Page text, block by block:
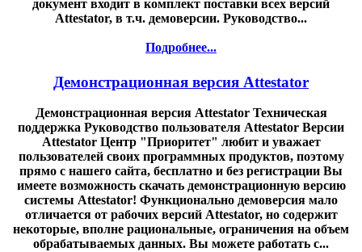
документ входит в комплект поставки всех версий
Attestator, в т.ч. демоверсии. Руководство...
Подробнее...
Демонстрационная версия Attestator
Демонстрационная версия Attestator Техническая
поддержка Руководство пользователя Attestator Версии
Attestator Центр "Приоритет" любит и уважает
пользователей своих программных продуктов, поэтому
прямо с нашего сайта, бесплатно и без регистрации Вы
имеете возможность скачать демонстрационную версию
системы Attestator! Функционально демоверсия мало
отличается от рабочих версий Attestator, но содержит
некоторые, вполне рациональные, ограничения на объем
обрабатываемых данных. Вы можете работать с...